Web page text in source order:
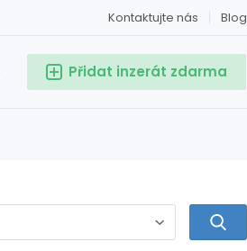
Blog
Kontaktujte nás
Přidat inzerát zdarma